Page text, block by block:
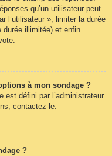
qu’un utilisateur peut
l’utilisateur », limiter la durée
durée illimitée) et enfin
à mon sondage ?
est défini par l’administrateur.
contactez-le.
?